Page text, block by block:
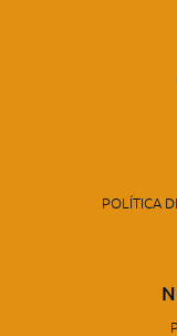
POLÍTICA